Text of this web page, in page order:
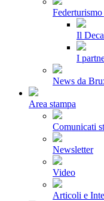
Federturismo
Il
I
News da
Area stampa
Comunicati
Newsletter
Video
Articoli e